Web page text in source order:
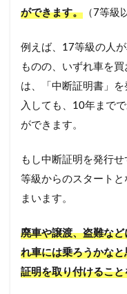
ができます。 （7等級
例えば、17等級の人
ものの、いずれ車を
は、「中断証明書」
入しても、10年まで
ができます。
もし中断証明を発行
等級からのスタート
まいます。
廃車や譲渡、盗難な
れ車には乗ろうかな
証明を取り付けるこ